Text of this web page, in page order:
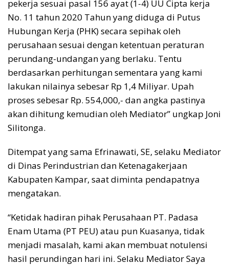
pekerja sesuai pasal 156 ayat (1-4) UU Cipta kerja
No. 11 tahun 2020 Tahun yang diduga di Putus
Hubungan Kerja (PHK) secara sepihak oleh
perusahaan sesuai dengan ketentuan peraturan
perundang-undangan yang berlaku. Tentu
berdasarkan perhitungan sementara yang kami
lakukan nilainya sebesar Rp 1,4 Miliyar. Upah
proses sebesar Rp. 554,000,- dan angka pastinya
akan dihitung kemudian oleh Mediator” ungkap Joni
Silitonga.
Ditempat yang sama Efrinawati, SE, selaku Mediator
di Dinas Perindustrian dan Ketenagakerjaan
Kabupaten Kampar, saat diminta pendapatnya
mengatakan.
“Ketidak hadiran pihak Perusahaan PT. Padasa
Enam Utama (PT PEU) atau pun Kuasanya, tidak
menjadi masalah, kami akan membuat notulensi
hasil perundingan hari ini. Selaku Mediator Saya